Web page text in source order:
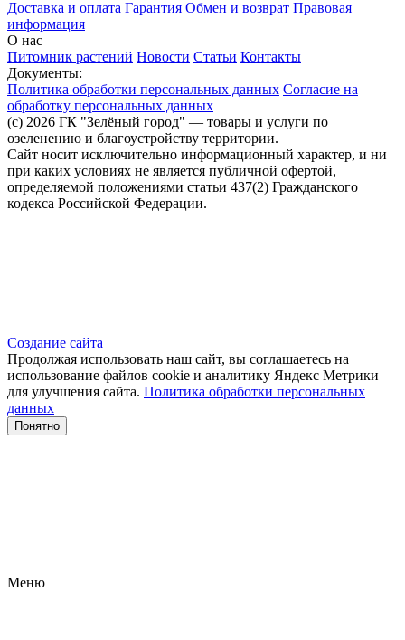
Доставка и оплата Гарантия Обмен и возврат Правовая
информация
О нас
Питомник растений Новости Статьи Контакты
Документы:
Политика обработки персональных данных Согласие на
обработку персональных данных
(c) 2026 ГК "Зелёный город" — товары и услуги по
озеленению и благоустройству территории.
Сайт носит исключительно информационный характер, и ни
при каких условиях не является публичной офертой,
определяемой положениями статьи 437(2) Гражданского
кодекса Российской Федерации.
Создание сайта
Продолжая использовать наш сайт, вы соглашаетесь на
использование файлов сооkіе и аналитику Яндекс Метрики
для улучшения сайта. Политика обработки персональных
данных
Понятно
Меню